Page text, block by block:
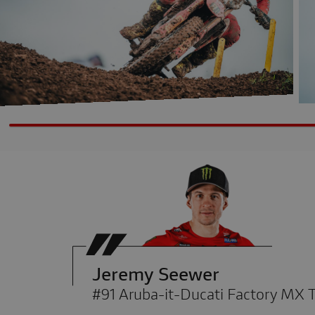
Jeremy Seewer
#91 Aruba-it-Ducati Factory MX